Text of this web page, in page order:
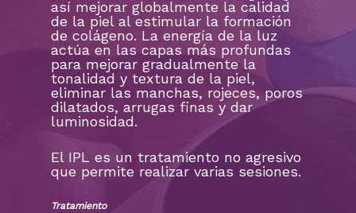
así mejorar globalmente la calidad
de la piel al estimular la formación
de colágeno. La energía de la luz
actúa en las capas más profundas
para mejorar gradualmente la
tonalidad y textura de la piel,
eliminar las manchas, rojeces, poros
dilatados, arrugas finas y dar
luminosidad.
El IPL es un tratamiento no agresivo
que permite realizar varias sesiones.
Tratamiento